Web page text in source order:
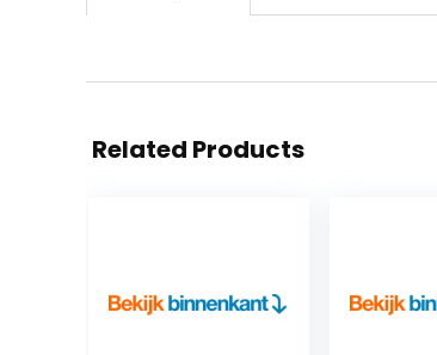
Related Products